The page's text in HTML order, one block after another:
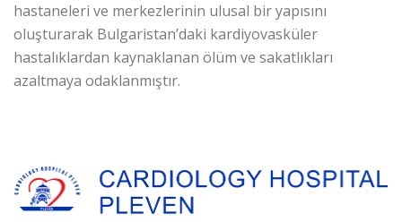
hastaneleri ve merkezlerinin ulusal bir yapısını
oluşturarak Bulgaristan’daki kardiyovasküler
hastalıklardan kaynaklanan ölüm ve sakatlıkları
azaltmaya odaklanmıştır.